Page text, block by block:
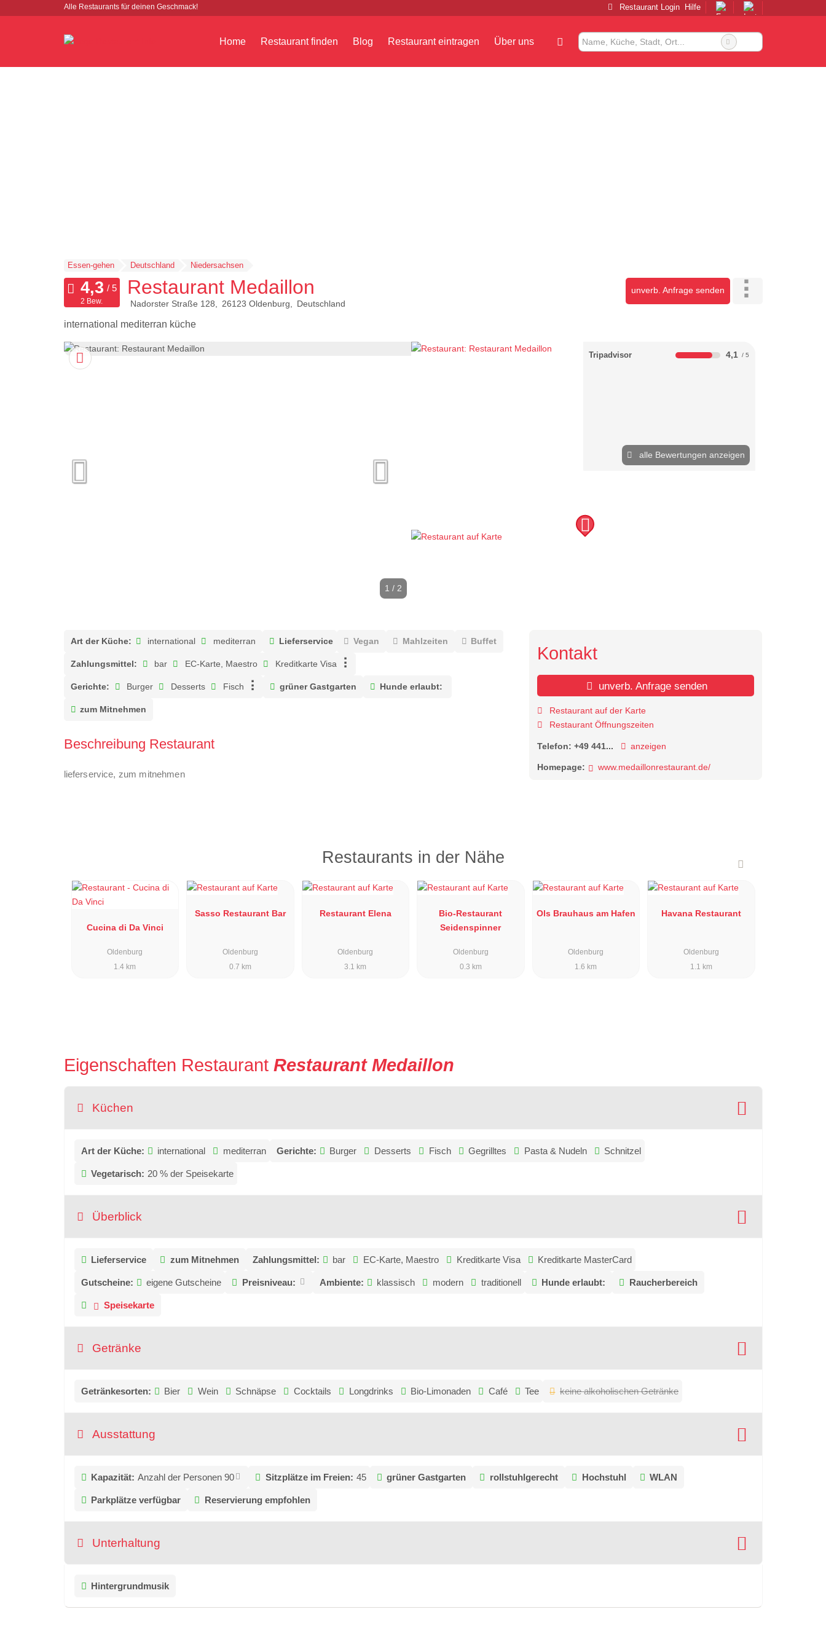
Alle Restaurants für deinen Geschmack! Restaurant Login Hilfe
Home Restaurant finden Blog Restaurant eintragen Über uns
Essen-gehen Deutschland Niedersachsen
Restaurant Medaillon
Nadorster Straße 128 26123 Oldenburg Deutschland
unverb. Anfrage senden
international mediterran küche
2 Bew.
1 / 2
Tripadvisor 4,1
alle Bewertungen anzeigen
Art der Küche: international mediterran Lieferservice Vegan Mahlzeiten Buffet
Zahlungsmittel: bar EC-Karte, Maestro Kreditkarte Visa
Gerichte: Burger Desserts Fisch grüner Gastgarten Hunde erlaubt:
zum Mitnehmen
Beschreibung Restaurant
lieferservice, zum mitnehmen
Kontakt
unverb. Anfrage senden
Restaurant auf der Karte
Restaurant Öffnungszeiten
Telefon:+49 441... anzeigen
Homepage: www.medaillonrestaurant.de/
Restaurants in der Nähe
Cucina di Da Vinci
Oldenburg
1.4 km
Sasso Restaurant Bar
Oldenburg
0.7 km
Restaurant Elena
Oldenburg
3.1 km
Bio-Restaurant
Seidenspinner
Oldenburg
0.3 km
Ols Brauhaus am Hafen
Oldenburg
1.6 km
Havana Restaurant
Oldenburg
1.1 km
Eigenschaften Restaurant Restaurant Medaillon
Küchen
Art der Küche: international mediterran Gerichte: Burger Desserts Fisch Gegrilltes Pasta & Nudeln Schnitzel
Vegetarisch: 20 % der Speisekarte
Überblick
Lieferservice zum Mitnehmen Zahlungsmittel: bar EC-Karte, Maestro Kreditkarte Visa Kreditkarte MasterCard
Gutscheine: eigene Gutscheine Preisniveau: Ambiente: klassisch modern traditionell Hunde erlaubt: Raucherbereich
Speisekarte
Getränke
Getränkesorten: Bier Wein Schnäpse Cocktails Longdrinks Bio-Limonaden Café Tee keine alkoholischen Getränke
Ausstattung
Kapazität: Anzahl der Personen 90 Sitzplätze im Freien: 45 grüner Gastgarten rollstuhlgerecht Hochstuhl WLAN
Parkplätze verfügbar Reservierung empfohlen
Unterhaltung
Hintergrundmusik